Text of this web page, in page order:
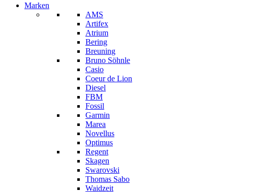
Marken
AMS
Artifex
Atrium
Bering
Breuning
Bruno Söhnle
Casio
Coeur de Lion
Diesel
FBM
Fossil
Garmin
Marea
Novellus
Optimus
Regent
Skagen
Swarovski
Thomas Sabo
Waidzeit